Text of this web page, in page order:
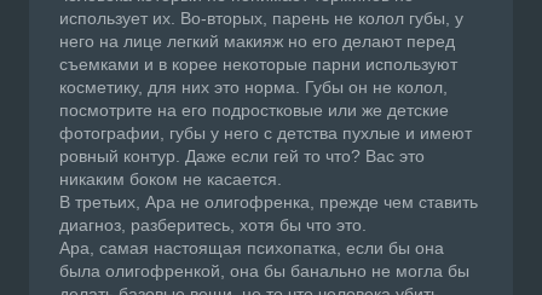
использует их. Во-вторых, парень не колол губы, у
него на лице легкий макияж но его делают перед
съемками и в корее некоторые парни используют
косметику, для них это норма. Губы он не колол,
посмотрите на его подростковые или же детские
фотографии, губы у него с детства пухлые и имеют
ровный контур. Даже если гей то что? Вас это
никаким боком не касается.
В третьих, Ара не олигофренка, прежде чем ставить
диагноз, разберитесь, хотя бы что это.
Ара, самая настоящая психопатка, если бы она
была олигофренкой, она бы банально не могла бы